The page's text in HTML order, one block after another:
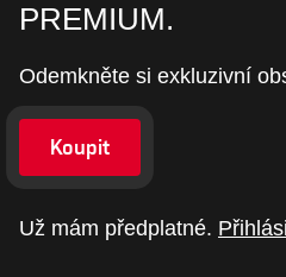
PREMIUM.
Odemkněte si exkluzivní
Koupit
Už mám předplatné.